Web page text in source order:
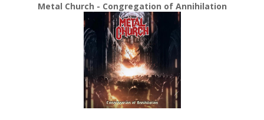
Metal Church - Congregation of Annihilation